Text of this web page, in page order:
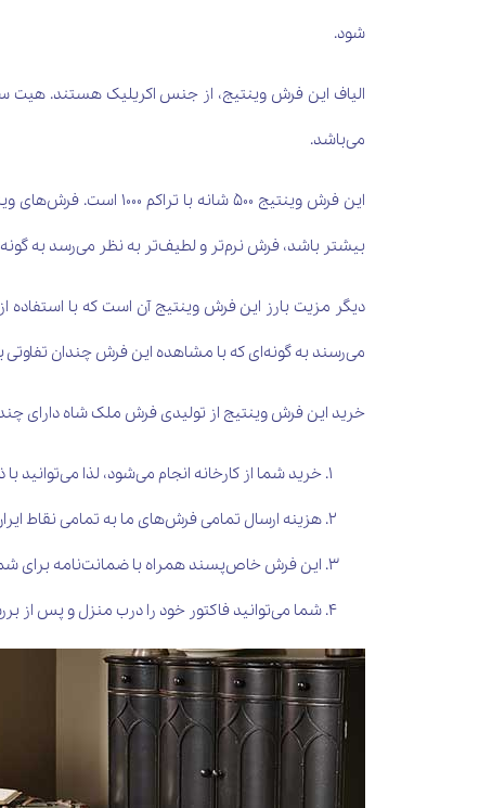
شود.
الیاف این فرش وینتیج، از جنس اکریلیک هستند.
می‌باشد.
بیشتر باشد، فرش نرم‌تر و لطیف‌تر به نظر می‌رسد به
دیگر مزیت بارز این فرش وینتیج آن است که با
می‌رسند به گونه‌ای که با مشاهده این فرش چندان
خرید این فرش وینتیج از تولیدی فرش ملک شاه دارای
خرید شما از کارخانه انجام می‌شود، لذا می‌توانید
هزینه ارسال تمامی فرش‌های ما به تمامی نقاط
این فرش خاص‌پسند همراه با ضمانت‌نامه برای
شما می‌توانید فاکتور خود را درب منزل و پس از